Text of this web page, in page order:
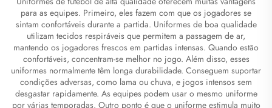
para as equipes. Primeiro, eles fazem com que os jogadores se
sintam confortáveis durante a partida. Uniformes de boa qualidade
utilizam tecidos respiráveis que permitem a passagem de ar,
mantendo os jogadores frescos em partidas intensas. Quando estão
confortáveis, concentram-se melhor no jogo. Além disso, esses
uniformes normalmente têm longa durabilidade. Conseguem suportar
condições adversas, como lama ou chuva, e jogos intensos sem
desgastar rapidamente. As equipes podem usar o mesmo uniforme
por várias temporadas. Outro ponto é que o uniforme estimula muito